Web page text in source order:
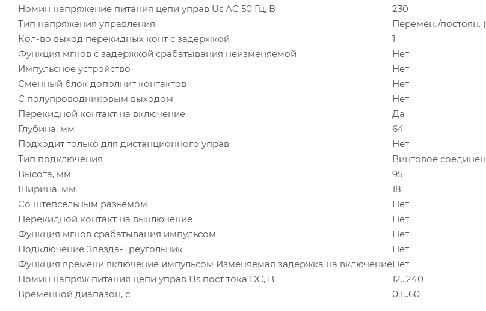
Номин напряжение питания цепи управ Us AC 50 Гц, В
230
Тип напряжения управления
Перемен./постоян.
Кол-во выход перекидных конт с задержкой
1
Функция мгнов с задержкой срабатывания неизменяемой
Нет
Импульсное устройство
Нет
Сменный блок дополнит контактов
Нет
С полупроводниковым выходом
Нет
Перекидной контакт на включение
Да
Глубина, мм
64
Подходит только для дистанционного управ
Нет
Тип подключения
Винтовое
Высота, мм
95
Ширина, мм
18
Со штепсельным разьемом
Нет
Перекидной контакт на выключение
Нет
Функция мгнов срабатывания импульсом
Нет
Подключение Звезда-Треугольник
Нет
Функция времени включение импульсом Изменяемая задержка на включениеНет
Номин напряж питания цепи управ Us пост тока DC, В
12...240
Временной диапазон, с
0,1...60